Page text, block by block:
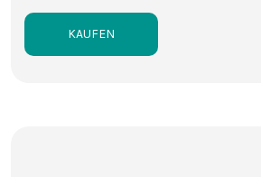
KAUFEN